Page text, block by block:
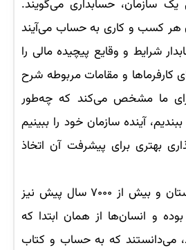
یک سازمان، حسابداری می‌گویند.
هر کسب و کاری به حساب می‌آيند
شرایط و وقایع پیچیده مالی را
کارفرماها و مقامات مربوطه شرح
ما مشخص می‌کند که چه‌طور
آینده سازمان‌ خود را ببینیم
بهتری برای پیشرفت آن اتخاذ
حسابداری از دوران باستان و بیش از ۷۰۰۰ سال پیش نیز
و انسان‌ها از همان ابتدا که
می‌دانستند که به حساب و کتاب